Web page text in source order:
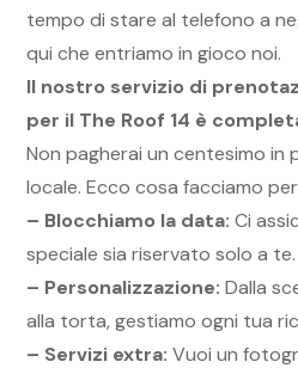
tempo di stare al telefono a
qui che entriamo in gioco noi.
Il nostro servizio di
per il The Roof 14 è
Non pagherai un centesimo in
locale. Ecco cosa facciamo
– Blocchiamo la data: Ci
speciale sia riservato solo a te.
– Personalizzazione: Dalla
alla torta, gestiamo ogni tua
– Servizi extra: Vuoi un